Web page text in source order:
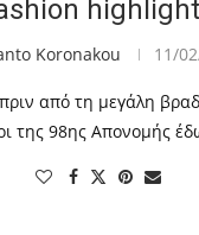
Koronakou 11/
από τη μεγάλη
της 98ης Απονομής